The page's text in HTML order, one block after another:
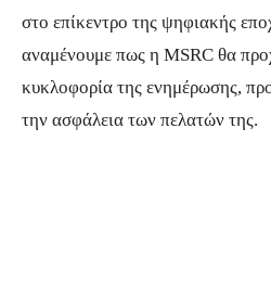
στο επίκεντρο της ψηφιακής
αναμένουμε πως η MSRC θα
κυκλοφορία της ενημέρωσης,
την ασφάλεια των πελατών της.